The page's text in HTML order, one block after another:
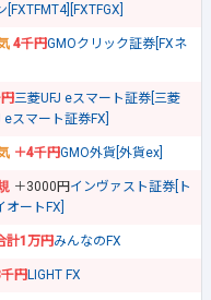
[FXTFMT4][FXTFGX]
4千円GMOクリック証券[FXネ
三菱UFJ eスマート証券[三菱
eスマート証券FX]
＋4千円GMO外貨[外貨ex]
＋3000円 インヴァスト証券[ト
オートFX]
計1万円みんなのFX
円LIGHT FX